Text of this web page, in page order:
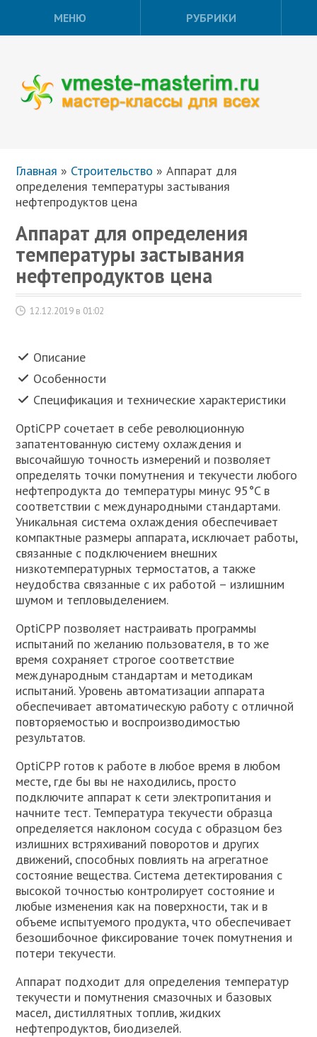
МЕНЮ РУБРИКИ
Главная » Строительство »Аппарат для
определения температуры застывания
нефтепродуктов цена
Аппарат для определения
температуры застывания
нефтепродуктов цена
12.12.2019 в 01:02
Описание
Особенности
Спецификация и технические характеристики
OptiCPP сочетает в себе революционную
запатентованную систему охлаждения и
высочайшую точность измерений и позволяет
определять точки помутнения и текучести любого
нефтепродукта до температуры минус 95°C в
соответствии с международными стандартами.
Уникальная система охлаждения обеспечивает
компактные размеры аппарата, исключает работы,
связанные с подключением внешних
низкотемпературных термостатов, а также
неудобства связанные с их работой – излишним
шумом и тепловыделением.
OptiCPP позволяет настраивать программы
испытаний по желанию пользователя, в то же
время сохраняет строгое соответствие
международным стандартам и методикам
испытаний. Уровень автоматизации аппарата
обеспечивает автоматическую работу с отличной
повторяемостью и воспроизводимостью
результатов.
OptiCPP готов к работе в любое время в любом
месте, где бы вы не находились, просто
подключите аппарат к сети электропитания и
начните тест. Температура текучести образца
определяется наклоном сосуда с образцом без
излишних встряхиваний поворотов и других
движений, способных повлиять на агрегатное
состояние вещества. Система детектирования с
высокой точностью контролирует состояние и
любые изменения как на поверхности, так и в
объеме испытуемого продукта, что обеспечивает
безошибочное фиксирование точек помутнения и
потери текучести.
Аппарат подходит для определения температур
текучести и помутнения смазочных и базовых
масел, дистиллятных топлив, жидких
нефтепродуктов, биодизелей.